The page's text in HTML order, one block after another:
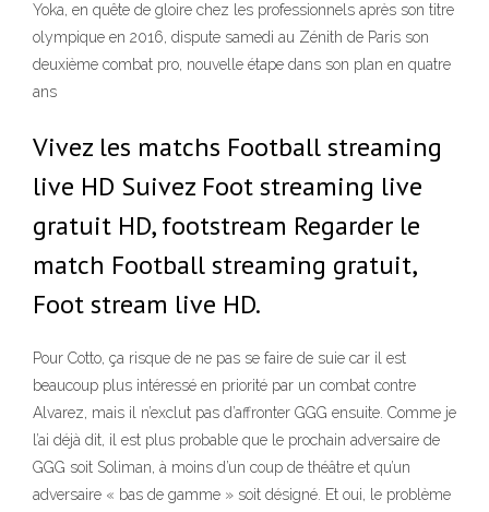
Yoka, en quête de gloire chez les professionnels après son titre
olympique en 2016, dispute samedi au Zénith de Paris son
deuxième combat pro, nouvelle étape dans son plan en quatre
ans
Vivez les matchs Football streaming
live HD Suivez Foot streaming live
gratuit HD, footstream Regarder le
match Football streaming gratuit,
Foot stream live HD.
Pour Cotto, ça risque de ne pas se faire de suie car il est
beaucoup plus intéressé en priorité par un combat contre
Alvarez, mais il n’exclut pas d’affronter GGG ensuite. Comme je
l’ai déjà dit, il est plus probable que le prochain adversaire de
GGG soit Soliman, à moins d’un coup de théâtre et qu’un
adversaire « bas de gamme » soit désigné. Et oui, le problème